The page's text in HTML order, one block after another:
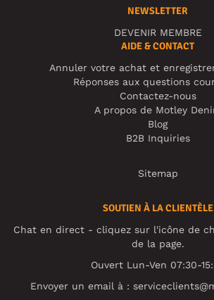
NEWSLETTER
DEVENIR MEMBRE
AIDE & CONTACT
Annuler votre achat et
Réponses aux questions
Contactez-nous
A propos de Motley
Blog
B2B Inquiries
Sitemap
SOUTIEN À LA CLIENTÈLE
Chat en direct - cliquez sur l'icône de
de la page.
Ouvert Lun-Ven 07:30-
Envoyer un email à :